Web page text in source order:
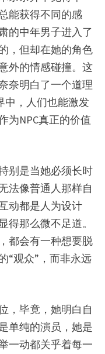
能获得不同的感
的中年男子进入了
，但却在她的角色
外的情感碰撞。这
奈明白了一个道理
，人们也能激发
为NPC真正的价值
别是当她必须长时
法像普通人那样自
动都是人为设计
得那么微不足道。
都会有一种想要脱
“观众”，而非永远
，毕竟，她明白自
单纯的演员，她是
一动都关乎着每一